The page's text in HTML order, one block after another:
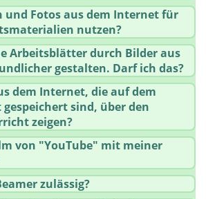
und Fotos aus dem Internet für
nutzen?
Arbeitsblätter durch Bilder aus
gestalten. Darf ich das?
dem Internet, die auf dem
sind, über den
zeigen?
von "YouTube" mit meiner
zulässig?